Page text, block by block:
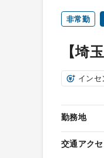
非常勤
【埼
インセ
勤務地
交通アク